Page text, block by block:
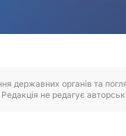
державних органів та
не редагує авторські